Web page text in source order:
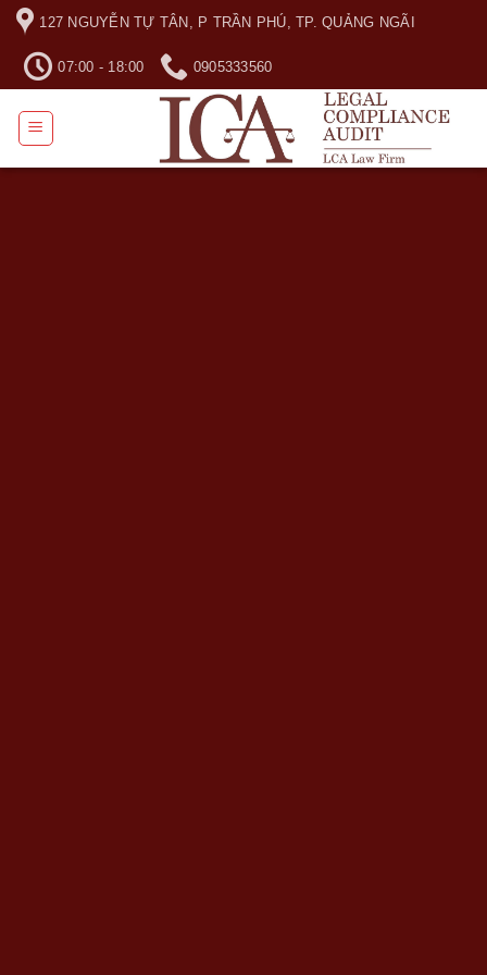
Skip
content
127 NGUYỄN TỰ TÂN, P TRẦN PHÚ, TP. QUẢNG NGÃI
07:00 - 18:00 0905333560